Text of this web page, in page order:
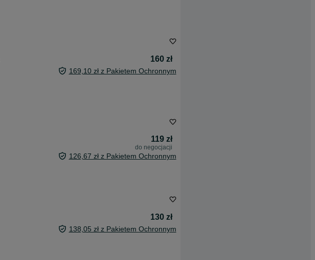
160 zł
169,10 zł z Pakietem Ochronnym
119 zł
do negocjacji
126,67 zł z Pakietem Ochronnym
130 zł
138,05 zł z Pakietem Ochronnym